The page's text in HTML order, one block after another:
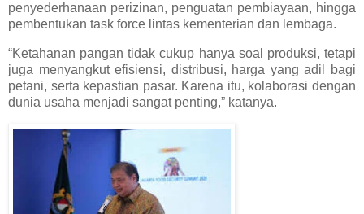
penyederhanaan perizinan, penguatan pembiayaan, hingga
pembentukan task force lintas kementerian dan lembaga.
“Ketahanan pangan tidak cukup hanya soal produksi, tetapi
juga menyangkut efisiensi, distribusi, harga yang adil bagi
petani, serta kepastian pasar. Karena itu, kolaborasi dengan
dunia usaha menjadi sangat penting,” katanya.